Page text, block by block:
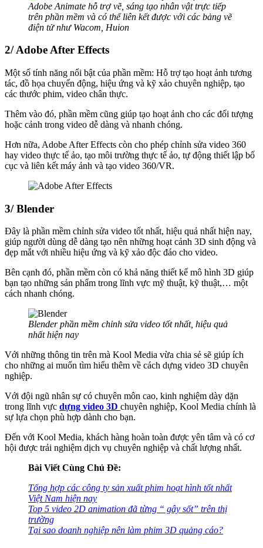
Adobe Animate hỗ trợ vẽ, sáng tạo nhân vật trực tiếp
trên phần mềm và có thể liên kết được với các bảng vẽ
điện tử như Wacom, Huion
2/ Adobe After Effects
Một số tính năng nổi bật của phần mềm: Hỗ trợ tạo hoạt ảnh tương
tác, đồ họa chuyển động, hiệu ứng và kỹ xảo chuyên nghiệp, tạo
các thước phim, video chân thực.
Thêm vào đó, phần mềm cũng giúp tạo hoạt ảnh cho các đối tượng
hoặc cảnh trong video dễ dàng và nhanh chóng.
Hơn nữa, Adobe After Effects còn cho phép chỉnh sửa video 360
hay video thực tế ảo, tạo môi trường thực tế ảo, tự động thiết lập bố
cục và liên kết máy ảnh và tạo video 360/VR.
3/ Blender
Đây là phần mềm chỉnh sửa video tốt nhất, hiệu quả nhất hiện nay,
giúp người dùng dễ dàng tạo nên những hoạt cảnh 3D sinh động và
đẹp mắt với nhiều hiệu ứng và kỹ xảo độc đáo cho video.
Bên cạnh đó, phần mềm còn có khả năng thiết kế mô hình 3D giúp
bạn tạo những sản phẩm trong lĩnh vực mỹ thuật, kỹ thuật,… một
cách nhanh chóng.
Blender phần mềm chỉnh sửa video tốt nhất, hiệu quả
nhất hiện nay
Với những thông tin trên mà Kool Media vừa chia sẻ sẽ giúp ích
cho những ai muốn tìm hiểu thêm về cách dựng video 3D chuyên
nghiệp.
Với đội ngũ nhân sự có chuyên môn cao, kinh nghiệm dày dặn
trong lĩnh vực dựng video 3D chuyên nghiệp, Kool Media chính là
sự lựa chọn phù hợp dành cho bạn.
Đến với Kool Media, khách hàng hoàn toàn được yên tâm và có cơ
hội được trải nghiệm dịch vụ chuyên nghiệp và chất lượng nhất.
Bài Viết Cùng Chủ Đề:
Tổng hợp các công ty sản xuất phim hoạt hình tốt nhất
Việt Nam hiện nay
Top 5 video 2D animation đã từng “ gây sốt” trên thị
trường
Tại sao doanh nghiệp nên làm phim 3D quảng cáo?